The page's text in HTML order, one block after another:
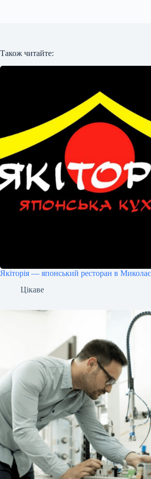
Також читайте:
Якіторія — японський ресторан в
Цікаве